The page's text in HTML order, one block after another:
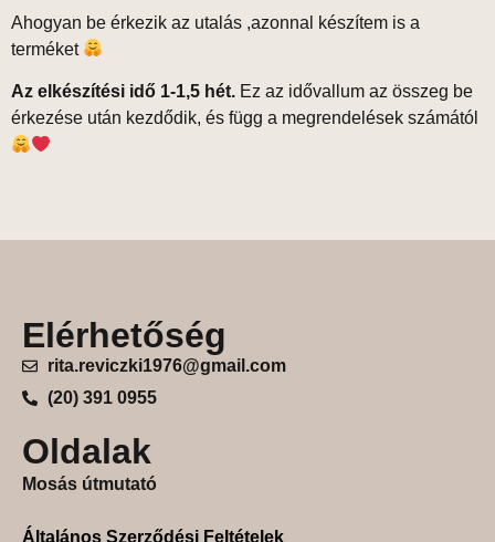
Ahogyan be érkezik az utalás ,azonnal készítem is a
terméket
Az elkészítési idő 1-1,5 hét. Ez az idővallum az összeg be
érkezése után kezdődik, és függ a megrendelések számától
Elérhetőség
rita.reviczki1976@gmail.com
(20) 391 0955
Oldalak
Mosás útmutató
Általános Szerződési Feltételek